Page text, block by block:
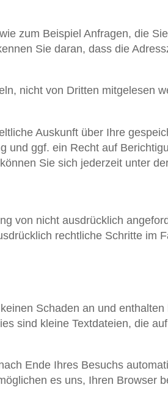
zum Beispiel Anfragen, die
Sie daran, dass die
nicht von Dritten mitgelesen
Auskunft über Ihre
und ggf. ein Recht auf
Sie sich jederzeit unter
von nicht ausdrücklich
rechtliche Schritte im
Schaden an und enthalten
sind kleine Textdateien, die
Ende Ihres Besuchs
es uns, Ihren Browser